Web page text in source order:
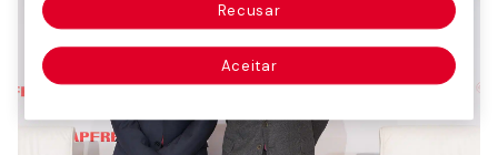
Recusar
Aceitar